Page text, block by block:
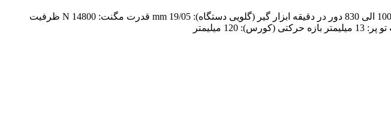
دستگاه دریل مگنت AST-PRO/T35 تحت لیسانس آلمان دیمر دار قدرت موتور: 1550 وات سرعت اسپیندل: 100 الی 830 دور در دقیقه ابزار گیر (گلویی دستگاه): 19/05 mm قدرت مگنت: 14800 N ظرفیت